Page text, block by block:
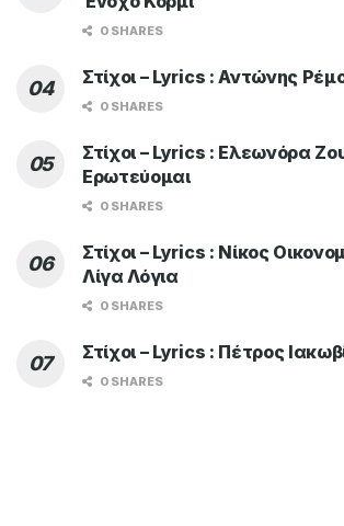
0 SHARES
Στίχοι – Lyrics : Αντώνης
0 SHARES
Στίχοι – Lyrics : Ελεωνόρα
Ερωτεύομαι
0 SHARES
Στίχοι – Lyrics : Νίκος
Λίγα Λόγια
0 SHARES
Στίχοι – Lyrics : Πέτρος
0 SHARES